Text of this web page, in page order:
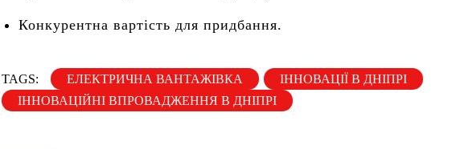
Конкурентна вартість для придбання.
TAGS: ЕЛЕКТРИЧНА ВАНТАЖІВКА
ІННОВАЦІЇ В ДНІПРІ
ІННОВАЦІЙНІ ВПРОВАДЖЕННЯ В ДНІПРІ